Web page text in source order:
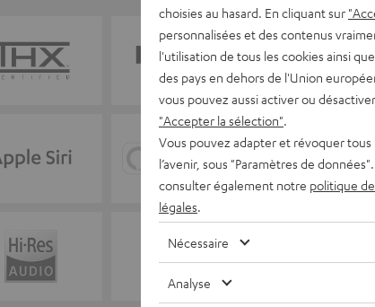
choisies au hasard. En cliquant sur
personnalisées et des contenus
l'utilisation de tous les cookies ainsi
des pays en dehors de l'Union
vous pouvez aussi activer ou
"Accepter la sélection"
Vous pouvez adapter et révoquer
l’avenir, sous "Paramètres de
consulter également notre politique
légales
Nécessaire
Analyse